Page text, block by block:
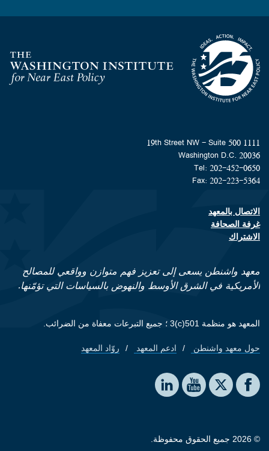
Homepage
1111 19th Street NW - Suite 500
Washington D.C. 20036
Tel: 202-452-0650
Fax: 202-223-5364
Footer contact links
الاتصال بالمعهد
غرفة الصحافة
الاشتراك
معهد واشنطن يسعى إلى تعزيز فهم متوازن وواقعي للمصالح
الأمريكية في الشرق الأوسط والنهوض بالسياسات التي تؤمّنها.
المعهد هو منظمة 501(c)3 ؛ جميع التبرعات معفاة من الضرائب.
Footer quick links
حول معهد واشنطن ادعم المعهد روّاد المعهد
Social media
The Washington Institute on Facebook
The Washington Institute on X
The Washington Institute on YouTube
The Washington Institute on LinkedIn
© 2026 جميع الحقوق محفوظة.